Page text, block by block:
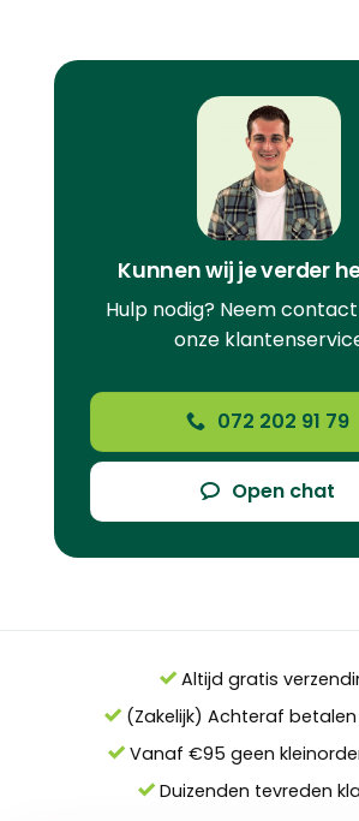
Kunnen wij je verder
Hulp nodig? Neem
onze
072 202 91 79
Open chat
Altijd gratis
(Zakelijk) Achteraf
Vanaf €95 geen
Duizenden tevreden